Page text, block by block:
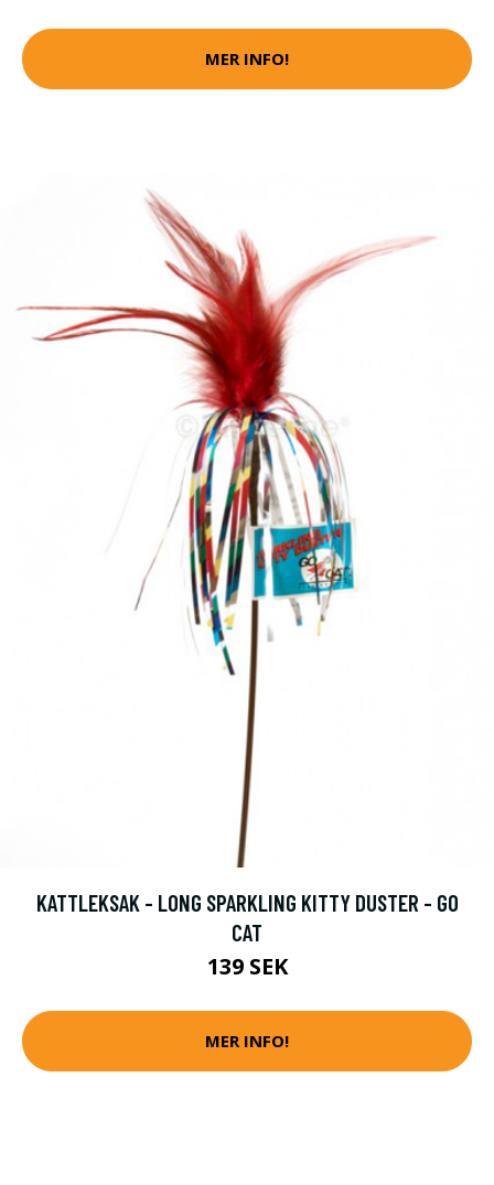
MER INFO!
KATTLEKSAK - LONG SPARKLING KITTY DUSTER - GO
CAT
139 SEK
MER INFO!